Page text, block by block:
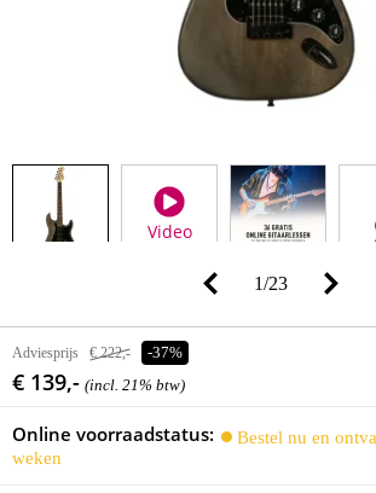
Video
1/23
Adviesprijs € 222,- -37%
€ 139,- (incl. 21% btw)
Online voorraadstatus:
Bestel nu en
weken